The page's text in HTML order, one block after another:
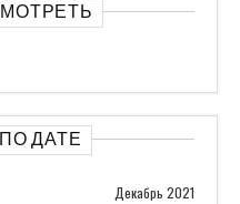
ДАТЕ
Декабрь 2021